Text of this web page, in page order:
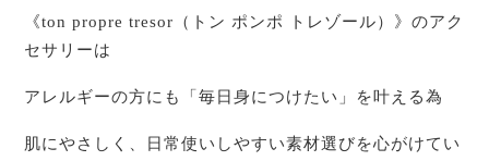
《ton propre tresor（トン ポンポ トレゾール）》のアク
セサリーは
アレルギーの方にも「毎日身につけたい」を叶える為
肌にやさしく、日常使いしやすい素材選びを心がけてい